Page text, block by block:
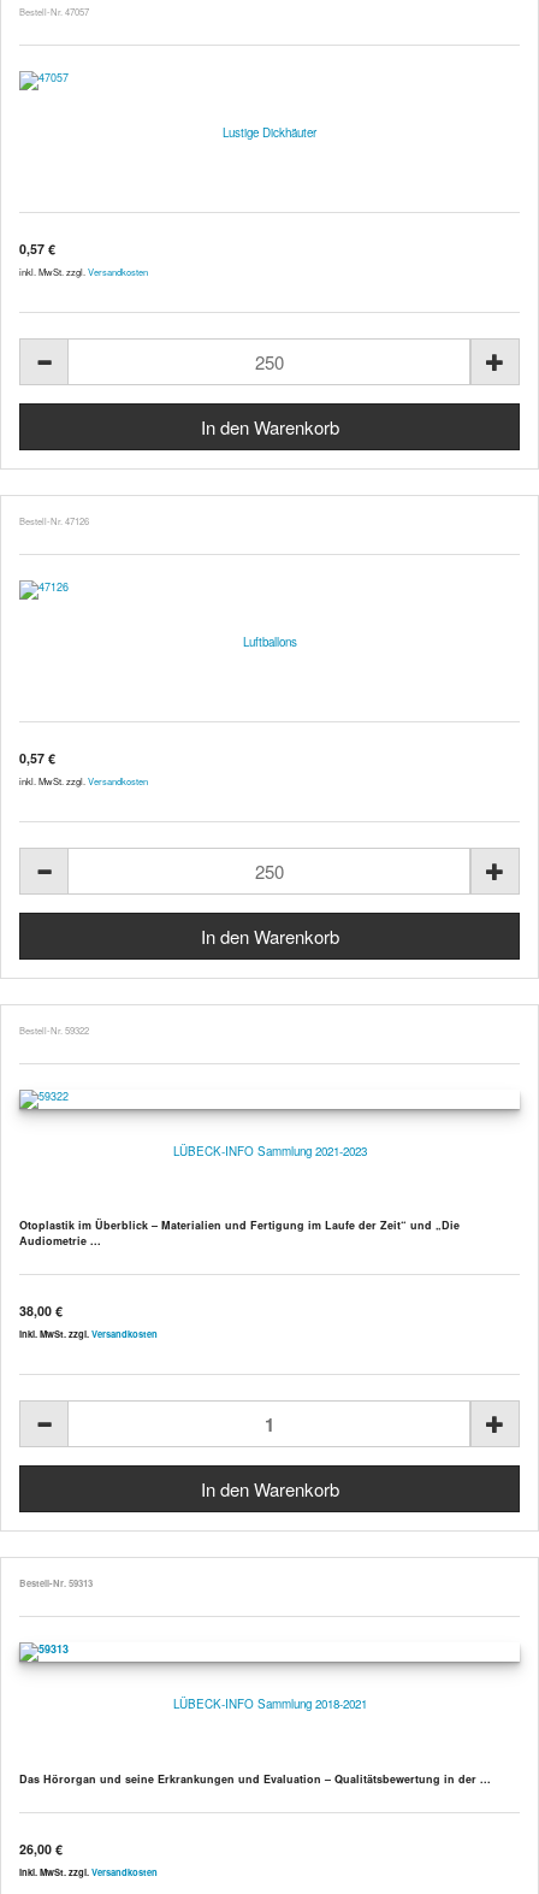
Bestell-Nr. 47057
Lustige Dickhäuter
0,57 €
inkl. MwSt. zzgl. Versandkosten
Bestell-Nr. 47126
Luftballons
0,57 €
inkl. MwSt. zzgl. Versandkosten
Bestell-Nr. 59322
LÜBECK-INFO Sammlung 2021-2023
Otoplastik im Überblick – Materialien und Fertigung im Laufe der Zeit“ und „Die
Audiometrie ...
38,00 €
inkl. MwSt. zzgl. Versandkosten
Bestell-Nr. 59313
LÜBECK-INFO Sammlung 2018-2021
Das Hörorgan und seine Erkrankungen und Evaluation – Qualitätsbewertung in der ...
26,00 €
inkl. MwSt. zzgl. Versandkosten